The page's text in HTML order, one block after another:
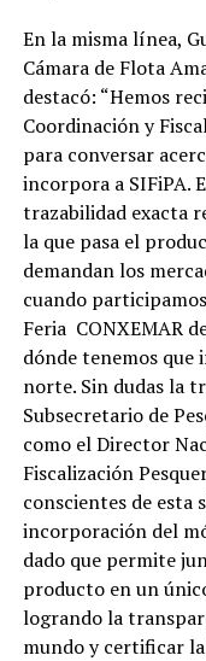
En la misma línea,
Cámara de Flota
destacó: “Hemos
Coordinación y
para conversar
incorpora a SIFiPA.
trazabilidad exacta
la que pasa el
demandan los
cuando
Feria CONXEMAR
dónde tenemos que
norte. Sin dudas la
Subsecretario de
como el Director
Fiscalización
conscientes de esta
incorporación del
dado que permite
producto en un
logrando la
mundo y certificar